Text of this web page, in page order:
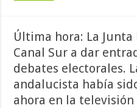
Última hora: La
Canal Sur a dar
debates electorales.
andalucista había
ahora en la